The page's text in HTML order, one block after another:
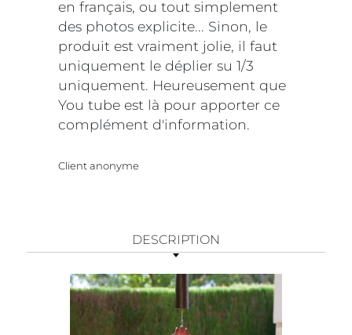
en français, ou tout simplement
des photos explicite... Sinon, le
produit est vraiment jolie, il faut
uniquement le déplier su 1/3
uniquement. Heureusement que
You tube est là pour apporter ce
complément d'information.
Client anonyme
DESCRIPTION